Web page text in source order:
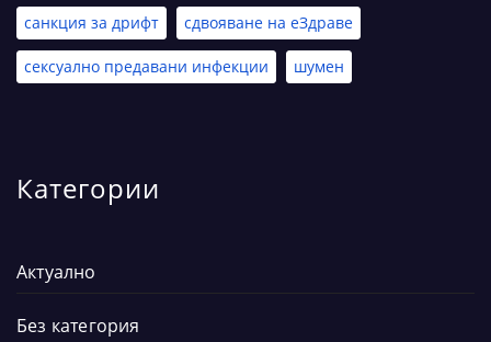
санкция за дрифт сдвояване на еЗдраве
сексуално предавани инфекции шумен
Категории
Актуално
Без категория